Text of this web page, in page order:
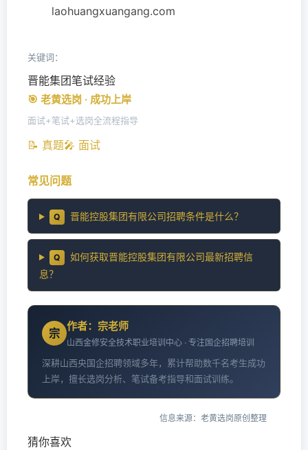
laohuangxuangang.com
关键词：
晋能集团笔试经验
🎯 老黄选岗 · 成功上岸
面试+笔试+选岗全流程指导
📝 真题🎤 面试
常见问题
Q 晋能控股集团有限公司招聘条件是什么？
Q
如何获取晋能控股集团有限公司最新招聘信
息？
宗
作者：宗老师
山西金修安全技术职业培训中心 · 专注国企招聘培训
深耕山西央国企招聘领域多年，累计帮助数千名考生成功
上岸，擅长选岗分析、笔试备考指导和面试训练。
信息来源：老黄选岗原创整理
猜你喜欢